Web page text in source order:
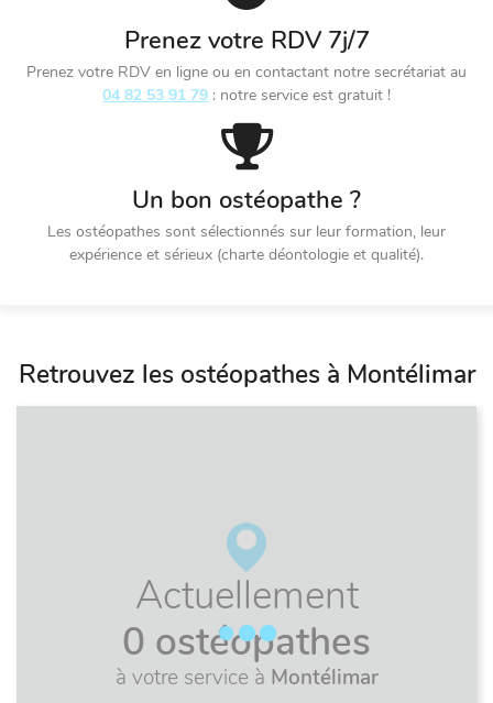
Prenez votre RDV 7j/7
Prenez votre RDV en ligne ou en contactant notre secrétariat au
04 82 53 91 79 : notre service est gratuit !
Un bon ostéopathe ?
Les ostéopathes sont sélectionnés sur leur formation, leur
expérience et sérieux (charte déontologie et qualité).
Retrouvez les ostéopathes à Montélimar
Actuellement
0 ostéopathes
à votre service à Montélimar